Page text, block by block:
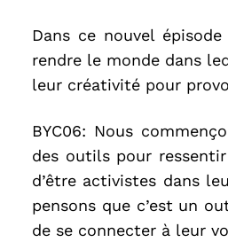
Dans ce nouvel
rendre le monde dans
leur créativité pour
BYC06: Nous
des outils pour
d’être activistes dans
pensons que c’est un
de se connecter à leur